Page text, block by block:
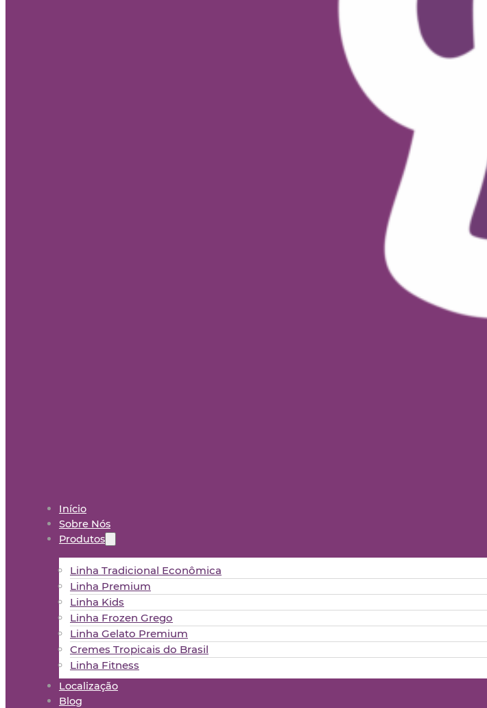
Início
Sobre Nós
Produtos
Linha Tradicional Econômica
Linha Premium
Linha Kids
Linha Frozen Grego
Linha Gelato Premium
Cremes Tropicais do Brasil
Linha Fitness
Localização
Blog